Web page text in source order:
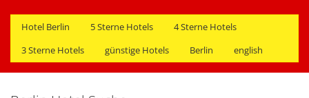
Hotel Berlin 5 Sterne Hotels
4 Sterne Hotels
3 Sterne Hotels
günstige Hotels Berlin english